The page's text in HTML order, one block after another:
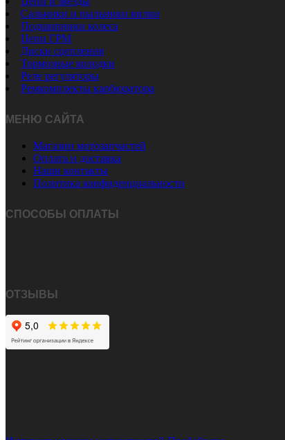
Сальники и пыльники вилки
Подшипники колеса
Цепи ГРМ
Диски сцепления
Тормозные колодки
Реле регуляторы
Ремкомплекты карбюратора
МЕНЮ САЙТА
Магазин мотозапчастей
Оплата и доставка
Наши контакты
Политика конфиденциальности
СПОСОБЫ ОПЛАТЫ
ОТЗЫВЫ